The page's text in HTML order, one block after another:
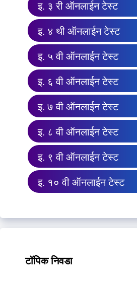
इ. ३ री ऑनलाईन टेस्ट
इ. ४ थी ऑनलाईन टेस्ट
इ. ५ वी ऑनलाईन टेस्ट
इ. ६ वी ऑनलाईन टेस्ट
इ. ७ वी ऑनलाईन टेस्ट
इ. ८ वी ऑनलाईन टेस्ट
इ. ९ वी ऑनलाईन टेस्ट
इ. १० वी ऑनलाईन टेस्ट
टॉपिक निवडा